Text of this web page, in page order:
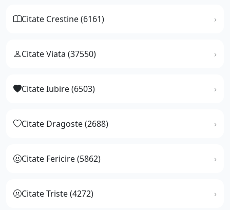
Citate Crestine (6161)
Citate Viata (37550)
Citate Iubire (6503)
Citate Dragoste (2688)
Citate Fericire (5862)
Citate Triste (4272)